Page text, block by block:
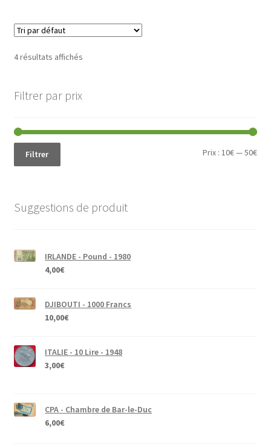
4 résultats affichés
Filtrer par prix
Prix
Prix
Filtrer Prix : 10€—50€
Suggestions de produit
IRLANDE - Pound - 1980
4,00€
DJIBOUTI - 1000 Francs
10,00€
ITALIE - 10 Lire - 1948
3,00€
CPA - Chambre de Bar-le-Duc
6,00€